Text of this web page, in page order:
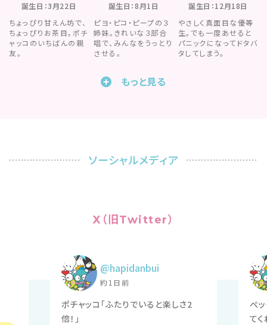
誕生日：3月22日
ちょっぴり甘えん坊で、
ちょっぴりお茶目。ポチ
ャッコのいちばんの親
友。
誕生日：8月1日
ピヨ・ピコ・ピープの３
姉妹。きれいな３部合
唱で、みんなをうっとり
させる。
誕生日：12月18日
やさしく真面目な優等
生。でも一度あせると
パニックになってドタバ
タしてしまう。
もっと見る
ソーシャルメディア
X（旧Twitter）
@hapidanbui
約1日前
ポチャッコ「ふたりでいると楽しさ2
倍！」
ぺ
て